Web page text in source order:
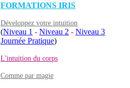
FORMATIONS IRIS
Développez votre intuition
(Niveau 1 - Niveau 2 - Niveau 3
Journée Pratique)
L'intuition du corps
Comme par magie